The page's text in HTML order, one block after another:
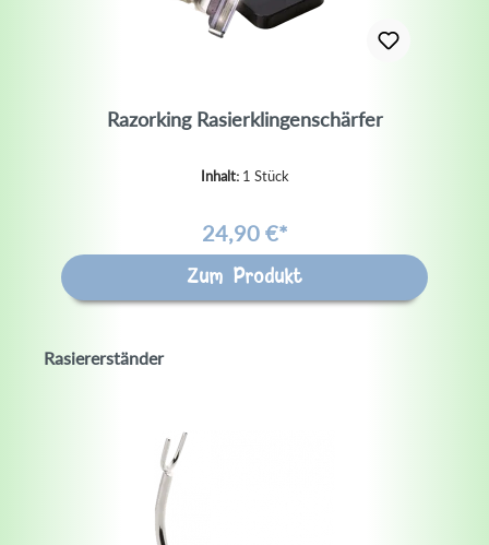
Razorking Rasierklingenschärfer
Inhalt: 1 Stück
24,90 €*
Zum Produkt
Rasiererständer